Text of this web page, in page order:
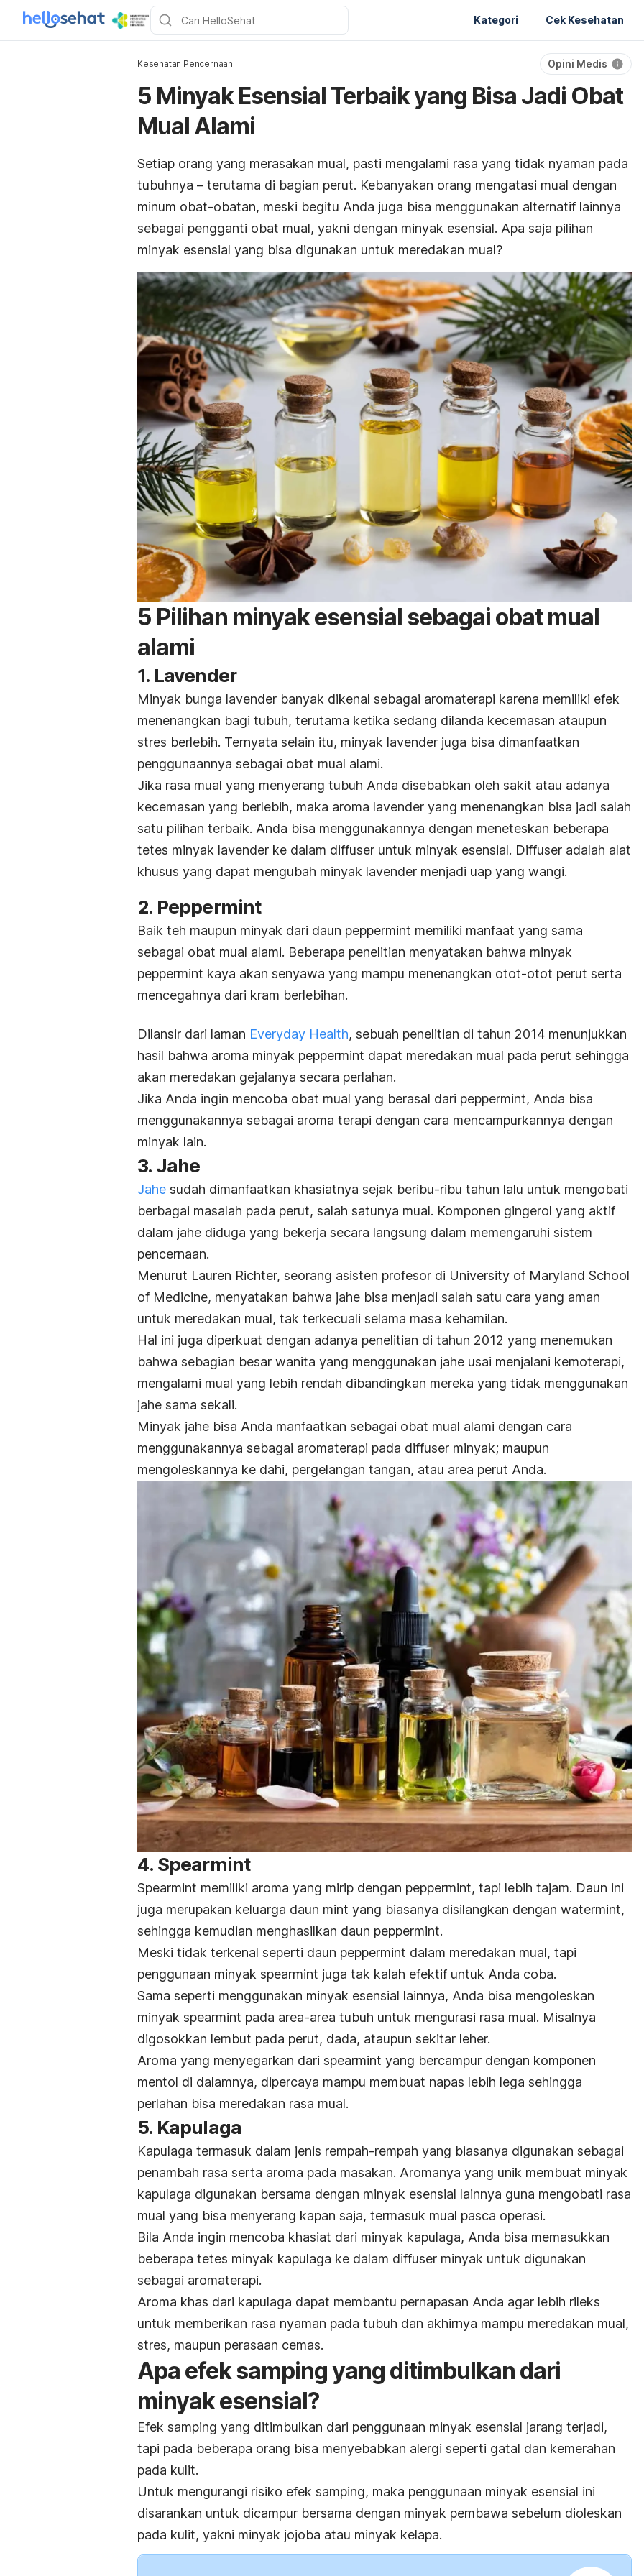
Kategori Cek Kesehatan
Kesehatan Pencernaan Opini Medis
5 Minyak Esensial Terbaik yang Bisa Jadi Obat
Mual Alami
Setiap orang yang merasakan mual, pasti mengalami rasa yang tidak nyaman pada
tubuhnya – terutama di bagian perut. Kebanyakan orang mengatasi mual dengan
minum obat-obatan, meski begitu Anda juga bisa menggunakan alternatif lainnya
sebagai pengganti obat mual, yakni dengan minyak esensial. Apa saja pilihan
minyak esensial yang bisa digunakan untuk meredakan mual?
5 Pilihan minyak esensial sebagai obat mual
alami
1. Lavender
Minyak bunga lavender banyak dikenal sebagai aromaterapi karena memiliki efek
menenangkan bagi tubuh, terutama ketika sedang dilanda kecemasan ataupun
stres berlebih. Ternyata selain itu, minyak lavender juga bisa dimanfaatkan
penggunaannya sebagai obat mual alami.
Jika rasa mual yang menyerang tubuh Anda disebabkan oleh sakit atau adanya
kecemasan yang berlebih, maka aroma lavender yang menenangkan bisa jadi salah
satu pilihan terbaik. Anda bisa menggunakannya dengan meneteskan beberapa
tetes minyak lavender ke dalam diffuser untuk minyak esensial. Diffuser adalah alat
khusus yang dapat mengubah minyak lavender menjadi uap yang wangi.
2. Peppermint
Baik teh maupun minyak dari daun peppermint memiliki manfaat yang sama
sebagai obat mual alami. Beberapa penelitian menyatakan bahwa minyak
peppermint kaya akan senyawa yang mampu menenangkan otot-otot perut serta
mencegahnya dari kram berlebihan.
Dilansir dari laman Everyday Health, sebuah penelitian di tahun 2014 menunjukkan
hasil bahwa aroma minyak peppermint dapat meredakan mual pada perut sehingga
akan meredakan gejalanya secara perlahan.
Jika Anda ingin mencoba obat mual yang berasal dari peppermint, Anda bisa
menggunakannya sebagai aroma terapi dengan cara mencampurkannya dengan
minyak lain.
3. Jahe
Jahe sudah dimanfaatkan khasiatnya sejak beribu-ribu tahun lalu untuk mengobati
berbagai masalah pada perut, salah satunya mual. Komponen gingerol yang aktif
dalam jahe diduga yang bekerja secara langsung dalam memengaruhi sistem
pencernaan.
Menurut Lauren Richter, seorang asisten profesor di University of Maryland School
of Medicine, menyatakan bahwa jahe bisa menjadi salah satu cara yang aman
untuk meredakan mual, tak terkecuali selama masa kehamilan.
Hal ini juga diperkuat dengan adanya penelitian di tahun 2012 yang menemukan
bahwa sebagian besar wanita yang menggunakan jahe usai menjalani kemoterapi,
mengalami mual yang lebih rendah dibandingkan mereka yang tidak menggunakan
jahe sama sekali.
Minyak jahe bisa Anda manfaatkan sebagai obat mual alami dengan cara
menggunakannya sebagai aromaterapi pada diffuser minyak; maupun
mengoleskannya ke dahi, pergelangan tangan, atau area perut Anda.
4. Spearmint
Spearmint memiliki aroma yang mirip dengan peppermint, tapi lebih tajam. Daun ini
juga merupakan keluarga daun mint yang biasanya disilangkan dengan watermint,
sehingga kemudian menghasilkan daun peppermint.
Meski tidak terkenal seperti daun peppermint dalam meredakan mual, tapi
penggunaan minyak spearmint juga tak kalah efektif untuk Anda coba.
Sama seperti menggunakan minyak esensial lainnya, Anda bisa mengoleskan
minyak spearmint pada area-area tubuh untuk mengurasi rasa mual. Misalnya
digosokkan lembut pada perut, dada, ataupun sekitar leher.
Aroma yang menyegarkan dari spearmint yang bercampur dengan komponen
mentol di dalamnya, dipercaya mampu membuat napas lebih lega sehingga
perlahan bisa meredakan rasa mual.
5. Kapulaga
Kapulaga termasuk dalam jenis rempah-rempah yang biasanya digunakan sebagai
penambah rasa serta aroma pada masakan. Aromanya yang unik membuat minyak
kapulaga digunakan bersama dengan minyak esensial lainnya guna mengobati rasa
mual yang bisa menyerang kapan saja, termasuk mual pasca operasi.
Bila Anda ingin mencoba khasiat dari minyak kapulaga, Anda bisa memasukkan
beberapa tetes minyak kapulaga ke dalam diffuser minyak untuk digunakan
sebagai aromaterapi.
Aroma khas dari kapulaga dapat membantu pernapasan Anda agar lebih rileks
untuk memberikan rasa nyaman pada tubuh dan akhirnya mampu meredakan mual,
stres, maupun perasaan cemas.
Apa efek samping yang ditimbulkan dari
minyak esensial?
Efek samping yang ditimbulkan dari penggunaan minyak esensial jarang terjadi,
tapi pada beberapa orang bisa menyebabkan alergi seperti gatal dan kemerahan
pada kulit.
Untuk mengurangi risiko efek samping, maka penggunaan minyak esensial ini
disarankan untuk dicampur bersama dengan minyak pembawa sebelum dioleskan
pada kulit, yakni minyak jojoba atau minyak kelapa.